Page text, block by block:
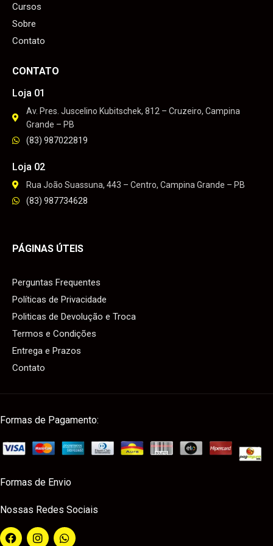
Cursos
Sobre
Contato
CONTATO
Loja 01
Av. Pres. Juscelino Kubitschek, 812 – Cruzeiro, Campina
Grande – PB
(83) 987022819
Loja 02
Rua João Suassuna, 443 – Centro, Campina Grande – PB
(83) 987734628
PÁGINAS ÚTEIS
Perguntas Frequentes
Políticas de Privacidade
Politicas de Devolução e Troca
Termos e Condições
Entrega e Prazos
Contato
Formas de Pagamento:
Formas de Envio
Nossas Redes Sociais